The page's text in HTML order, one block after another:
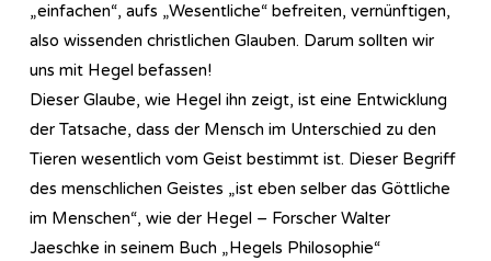
„einfachen“, aufs „Wesentliche“ befreiten, vernünftigen,
also wissenden christlichen Glauben. Darum sollten wir
uns mit Hegel befassen!
Dieser Glaube, wie Hegel ihn zeigt, ist eine Entwicklung
der Tatsache, dass der Mensch im Unterschied zu den
Tieren wesentlich vom Geist bestimmt ist. Dieser Begriff
des menschlichen Geistes „ist eben selber das Göttliche
im Menschen“, wie der Hegel – Forscher Walter
Jaeschke in seinem Buch „Hegels Philosophie“